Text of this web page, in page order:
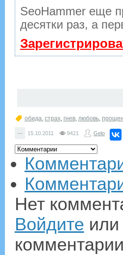
SeoHammer еще
десятки раз, а
обида, страх, гнев, любовь,
— 15.10.2011 9421 Gelo
Нет
Войдите или
комментарии